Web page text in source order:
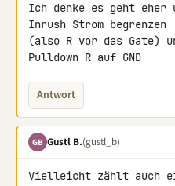
Ich denke es geht eher
Inrush Strom begrenzen
(also R vor das Gate)
Pulldown R auf GND
Antwort
GB Gustl B.(gustl_b)
Vielleicht zählt auch